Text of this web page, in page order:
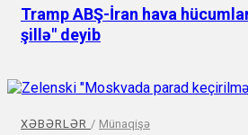
Tramp ABŞ-İran hava
şillə" deyib
XƏBƏRLƏR / Münaqişə